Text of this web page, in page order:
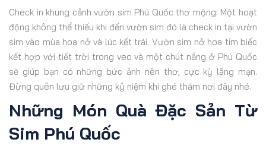
Check in khung cảnh vườn sim Phú Quốc thơ mộng: Một hoạt
động không thể thiếu khi đến vườn sim đó là check in tại vườn
sim vào mùa hoa nở và lúc kết trái. Vườn sim nở hoa tím biếc
kết hợp với tiết trời trong veo và một chút nắng ở Phú Quốc
sẽ giúp bạn có những bức ảnh nên thơ, cực kỳ lãng mạn.
Đừng quên lưu giữ những kỷ niệm khi ghé thăm nơi đây nhé.
Những Món Quà Đặc Sản Từ
Sim Phú Quốc